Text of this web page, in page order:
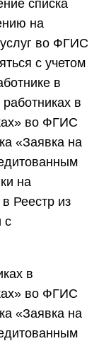
списка
на
во ФГИС
с учетом
в
в
во ФГИС
«Заявка на
на
Реестр из
с
в
во ФГИС
«Заявка на